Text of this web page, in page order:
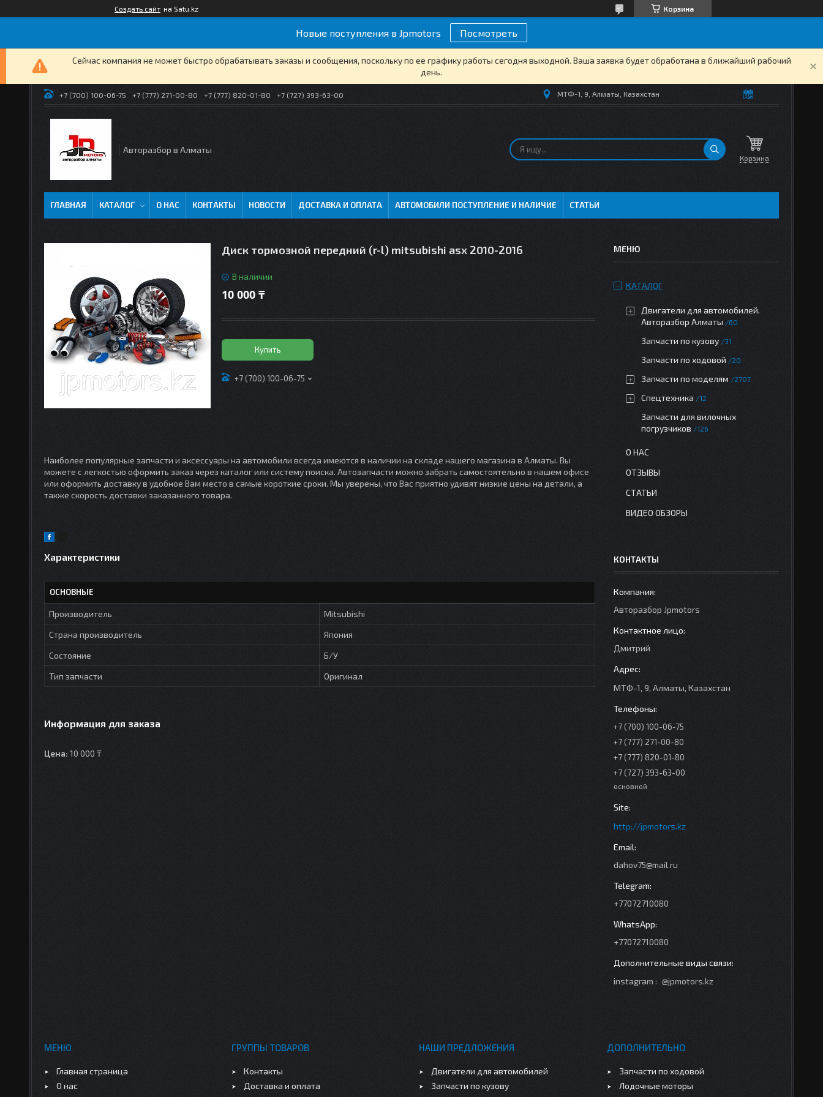
Создать сайт на Satu.kz Корзина
Новые поступления в Jpmotors Посмотреть
Сейчас компания не может быстро обрабатывать заказы и сообщения, поскольку по ее графику работы сегодня выходной. Ваша заявка будет обработана в ближайший рабочий
день.
+7 (700) 100-06-75 +7 (777) 271-00-80 +7 (777) 820-01-80 +7 (727) 393-63-00 МТФ-1, 9, Алматы, Казахстан
Авторазбор в Алматы
Корзина
ГЛАВНАЯ КАТАЛОГ О НАС КОНТАКТЫ НОВОСТИ ДОСТАВКА И ОПЛАТА АВТОМОБИЛИ ПОСТУПЛЕНИЕ И НАЛИЧИЕ СТАТЬИ
Диск тормозной передний (r-l) mitsubishi asx 2010-2016
В наличии
10 000 ₸
Купить
+7 (700) 100-06-75
Наиболее популярные запчасти и аксессуары на автомобили всегда имеются в наличии на складе нашего магазина в Алматы. Вы
можете с легкостью оформить заказ через каталог или систему поиска. Автозапчасти можно забрать самостоятельно в нашем офисе
или оформить доставку в удобное Вам место в самые короткие сроки. Мы уверены, что Вас приятно удивят низкие цены на детали, а
также скорость доставки заказанного товара.
Характеристики
ОСНОВНЫЕ
Производитель
Mitsubishi
Страна производитель
Япония
Состояние
Б/У
Тип запчасти
Оригинал
Информация для заказа
Цена: 10 000 ₸
КАТАЛОГ
Двигатели для автомобилей.
Авторазбор Алматы
60
Запчасти по кузову 31
Запчасти по ходовой 20
Запчасти по моделям 2707
Спецтехника 12
Запчасти для вилочных
погрузчиков
126
О НАС
ОТЗЫВЫ
СТАТЬИ
ВИДЕО ОБЗОРЫ
КОНТАКТЫ
Авторазбор Jpmotors
Дмитрий
МТФ-1, 9, Алматы, Казахстан
+7 (700) 100-06-75
+7 (777) 271-00-80
+7 (777) 820-01-80
+7 (727) 393-63-00
основной
http://jpmotors.kz
dahov75@mail.ru
+77072710080
+77072710080
instagram @jpmotors.kz
МЕНЮ
Главная страница
О нас
ГРУППЫ ТОВАРОВ
Контакты
Доставка и оплата
НАШИ ПРЕДЛОЖЕНИЯ
Двигатели для автомобилей
Запчасти по кузову
ДОПОЛНИТЕЛЬНО
Запчасти по ходовой
Лодочные моторы